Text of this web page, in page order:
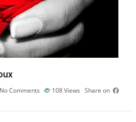
No Comments 108Views Share on